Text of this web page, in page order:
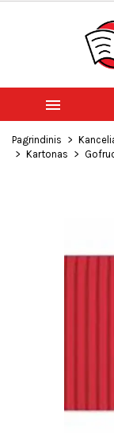

Pagrindinis
Kartonas